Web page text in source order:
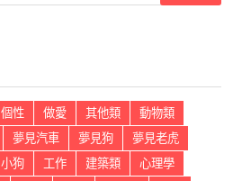
個性 做愛 其他類
動物類
夢見汽車 夢見狗
夢見老虎
小狗 工作 建築類
心理學